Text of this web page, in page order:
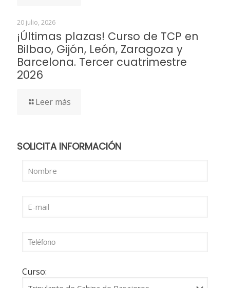
20 julio, 2026
¡Últimas plazas! Curso de TCP en
Bilbao, Gijón, León, Zaragoza y
Barcelona. Tercer cuatrimestre
2026
Leer más
SOLICITA INFORMACIÓN
Curso: